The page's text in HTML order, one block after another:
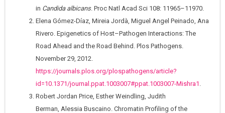
in Candida albicans. Proc Natl Acad Sci 108: 11965–11970.
Elena Gómez-Díaz, Mireia Jordà, Miguel Angel Peinado, Ana
Rivero. Epigenetics of Host–Pathogen Interactions: The
Road Ahead and the Road Behind. Plos Pathogens.
November 29, 2012.
https://journals.plos.org/plospathogens/article?
id=10.1371/journal.ppat.1003007#ppat.1003007-Mishra1
Robert Jordan Price, Esther Weindling, Judith
Berman, Alessia Buscaino. Chromatin Profiling of the